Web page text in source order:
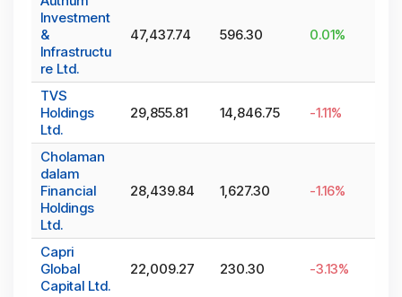
Investment
&
Infrastructu
re Ltd.
47,437.74 596.30 0.01%
TVS
Holdings
Ltd.
29,855.81 14,846.75 -1.11%
Cholaman
dalam
Financial
Holdings
Ltd.
28,439.84 1,627.30 -1.16%
Capri
Global
Capital Ltd.
22,009.27 230.30 -3.13%